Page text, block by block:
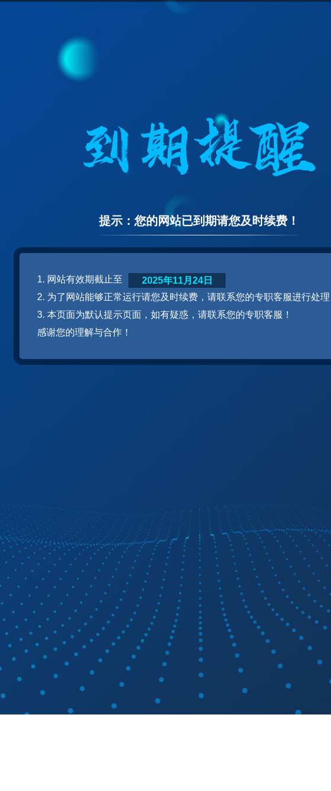
提示：您的网站已到期请您及时续费！
1. 网站有效期截止至
2. 为了网站能够正常运行请您及时续费，请联系您的专职客服进行处
3. 本页面为默认提示页面，如有疑惑，请联系您的专职客服！
感谢您的理解与合作！
2025年11月24日